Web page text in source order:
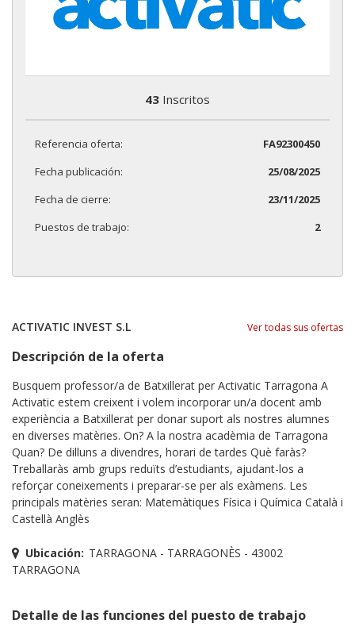
43 Inscritos
Referencia oferta:
FA92300450
Fecha publicación:
25/08/2025
Fecha de cierre:
23/11/2025
Puestos de trabajo:
2
ACTIVATIC INVEST S.L Ver todas sus ofertas
Descripción de la oferta
Busquem professor/a de Batxillerat per Activatic Tarragona A
Activatic estem creixent i volem incorporar un/a docent amb
experiència a Batxillerat per donar suport als nostres alumnes
en diverses matèries. On? A la nostra acadèmia de Tarragona
Quan? De dilluns a divendres, horari de tardes Què faràs?
Treballaràs amb grups reduïts d’estudiants, ajudant-los a
reforçar coneixements i preparar-se per als exàmens. Les
principals matèries seran: Matemàtiques Física i Química Català i
Castellà Anglès
Ubicación: TARRAGONA - TARRAGONÈS - 43002
TARRAGONA
Detalle de las funciones del puesto de trabajo